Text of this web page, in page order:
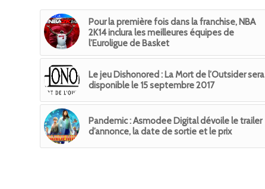
Pour la première fois dans la franchise, NBA
2K14 inclura les meilleures équipes de
l’Euroligue de Basket
Le jeu Dishonored : La Mort de l’Outsider sera
disponible le 15 septembre 2017
Pandemic : Asmodee Digital dévoile le trailer
d’annonce, la date de sortie et le prix